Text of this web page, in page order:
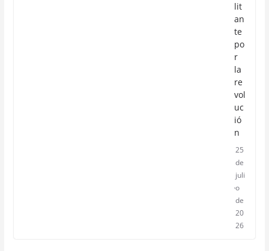
lit
an
te
po
r
la
re
vol
uc
ió
n
25
de
juli
o
de
20
26